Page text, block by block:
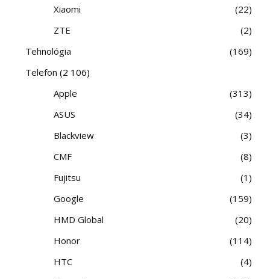
Xiaomi
22
ZTE
2
Tehnológia
169
Telefon (2 106)
Apple
313
ASUS
34
Blackview
3
CMF
8
Fujitsu
1
Google
159
HMD Global
20
Honor
114
HTC
4